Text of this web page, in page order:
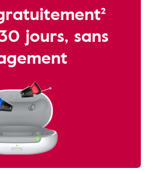
jours, sans